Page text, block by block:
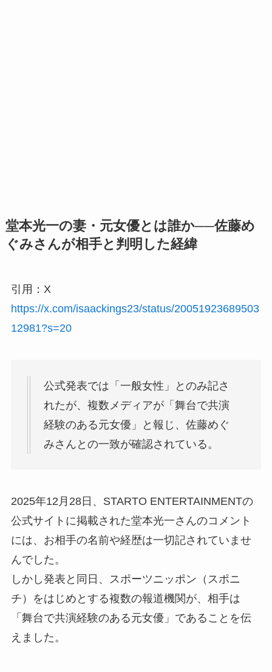
堂本光一の妻・元女優とは誰か──佐藤め
ぐみさんが相手と判明した経緯
引用：X
https://x.com/isaackings23/status/20051923689503
12981?s=20
公式発表では「一般女性」とのみ記さ
れたが、複数メディアが「舞台で共演
経験のある元女優」と報じ、佐藤めぐ
みさんとの一致が確認されている。
2025年12月28日、STARTO ENTERTAINMENTの
公式サイトに掲載された堂本光一さんのコメント
には、お相手の名前や経歴は一切記されていませ
んでした。
しかし発表と同日、スポーツニッポン（スポニ
チ）をはじめとする複数の報道機関が、相手は
「舞台で共演経験のある元女優」であることを伝
えました。